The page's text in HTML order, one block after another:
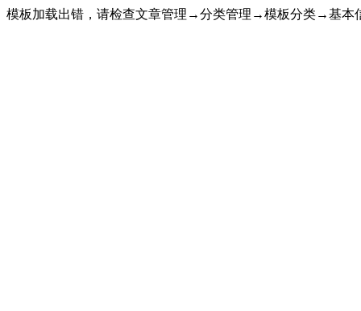
模板加载出错，请检查文章管理→分类管理→模板分类→基本